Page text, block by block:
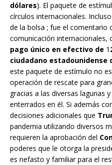
dólares). El paquete de
círculos internacionales. Incluso
de la bolsa ; fue el comentario
comunicación internacionales,
pago único en efectivo de 1
ciudadano estadounidense
este paquete de estímulo no
operación de rescate para
gracias a las diversas lagunas
enterrados en él. Si además
decisiones adicionales que
pandemia utilizando diversos
requieren la aprobación del
poderes que le otorga la
es nefasto y familiar para el